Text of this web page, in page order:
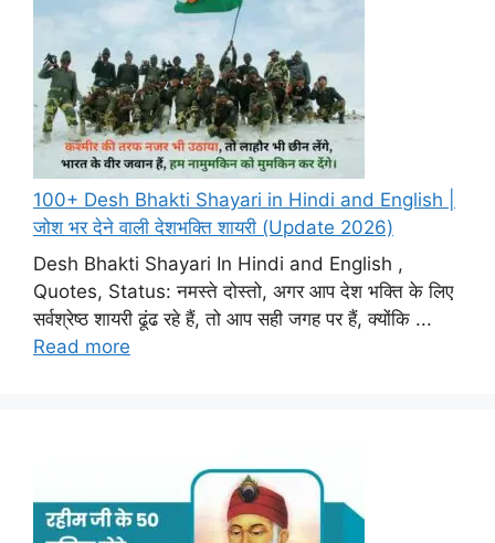
100+ Desh Bhakti Shayari in Hindi and English |
जोश भर देने वाली देशभक्ति शायरी (Update 2026)
Desh Bhakti Shayari In Hindi and English ,
Quotes, Status: नमस्ते दोस्तो, अगर आप देश भक्ति के लिए
सर्वश्रेष्ठ शायरी ढूंढ रहे हैं, तो आप सही जगह पर हैं, क्योंकि ...
Read more